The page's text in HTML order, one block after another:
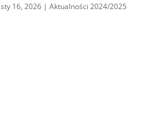
sty 16, 2026| Aktualności 2024/2025